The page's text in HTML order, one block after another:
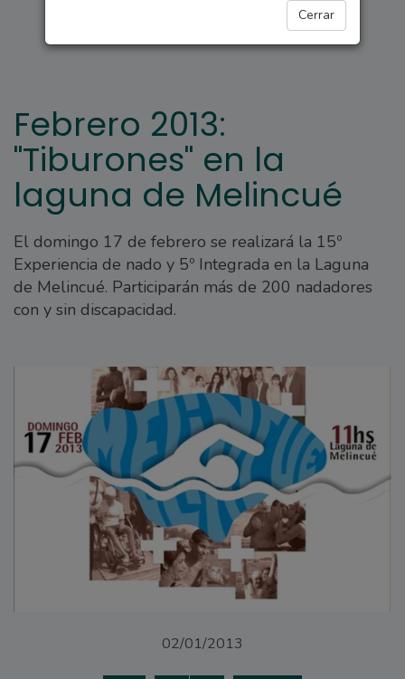
Cerrar
Febrero 2013:
"Tiburones" en la
laguna de Melincué
El domingo 17 de febrero se realizará la 15º
Experiencia de nado y 5º Integrada en la Laguna
de Melincué. Participarán más de 200 nadadores
con y sin discapacidad.
02/01/2013